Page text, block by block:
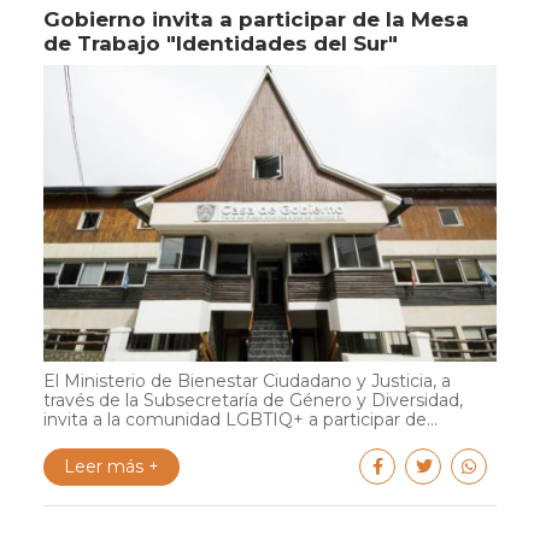
Gobierno invita a participar de la Mesa
de Trabajo "Identidades del Sur"
El Ministerio de Bienestar Ciudadano y Justicia, a
través de la Subsecretaría de Género y Diversidad,
invita a la comunidad LGBTIQ+ a participar de...
Leer más +